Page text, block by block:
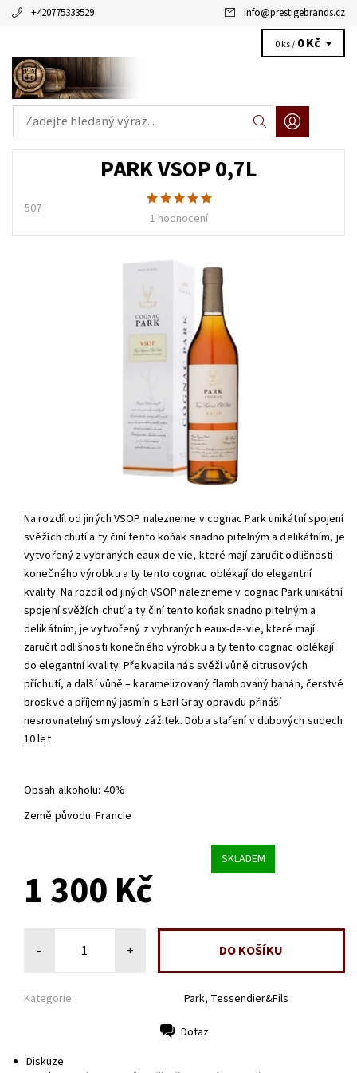
+420775333529 info@prestigebrands.cz
0 ks / 0 Kč
PARK VSOP 0,7L
507
1 hodnocení
Na rozdíl od jiných VSOP nalezneme v cognac Park unikátní spojení
svěžích chutí a ty činí tento koňak snadno pitelným a delikátním, je
vytvořený z vybraných eaux-de-vie, které mají zaručit odlišnosti
konečného výrobku a ty tento cognac oblékají do elegantní
kvality. Na rozdíl od jiných VSOP nalezneme v cognac Park unikátní
spojení svěžích chutí a ty činí tento koňak snadno pitelným a
delikátním, je vytvořený z vybraných eaux-de-vie, které mají
zaručit odlišnosti konečného výrobku a ty tento cognac oblékají
do elegantní kvality. Překvapila nás svěží vůně citrusových
příchutí, a další vůně – karamelizovaný flambovaný banán, čerstvé
broskve a příjemný jasmín s Earl Gray opravdu přináší
nesrovnatelný smyslový zážitek. Doba staření v dubových sudech
10 let
Obsah alkoholu: 40%
Země původu: Francie
SKLADEM
1 300 Kč
- +
Kategorie: Park, Tessendier&Fils
Dotaz
Diskuze